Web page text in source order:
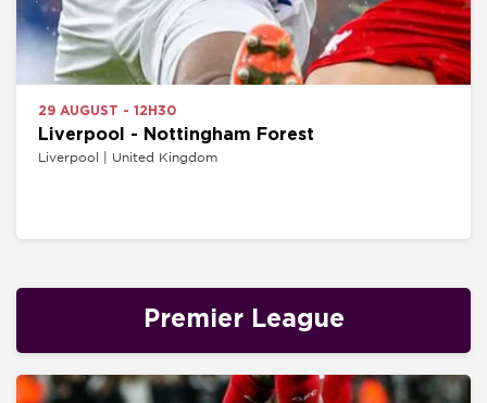
29 AUGUST - 12H30
Liverpool - Nottingham Forest
Liverpool | United Kingdom
Premier League